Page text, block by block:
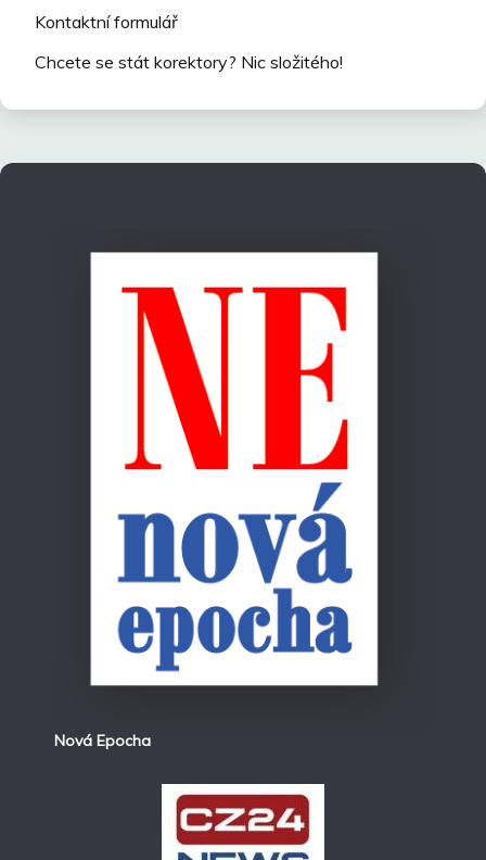
Kontaktní formulář
Chcete se stát korektory? Nic složitého!
Nová Epocha